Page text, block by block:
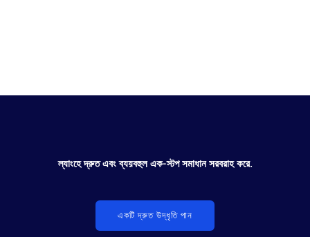
ল্যাংহে দ্রুত এবং ব্যয়বহুল এক-স্টপ সমাধান সরবরাহ করে.
একটি দ্রুত উদ্ধৃতি পান